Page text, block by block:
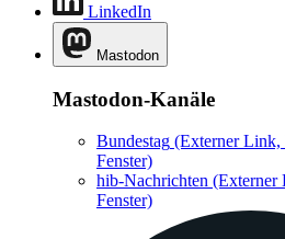
LinkedIn
Mastodon
Mastodon-Kanäle
Bundestag (Externer Link,
Fenster)
hib-Nachrichten (Externer
Fenster)